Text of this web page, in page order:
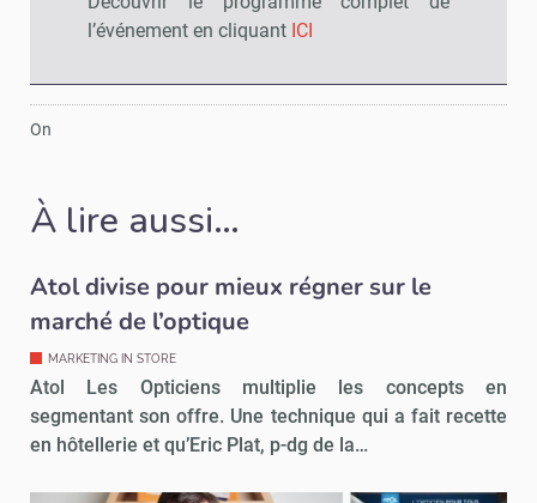
l’événement en cliquant ICI
On
À lire aussi…
Atol divise pour mieux régner sur le
marché de l’optique
MARKETING IN STORE
Atol Les Opticiens multiplie les concepts en
segmentant son offre. Une technique qui a fait recette
en hôtellerie et qu’Eric Plat, p-dg de la…